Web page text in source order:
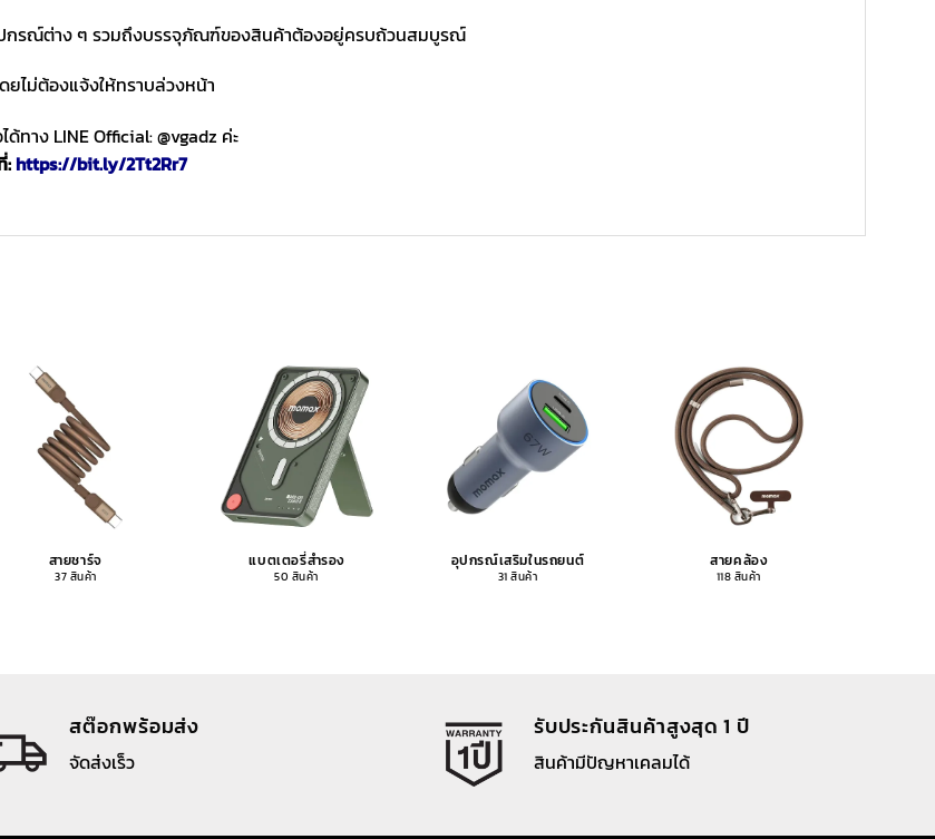
กรณ์ต่าง ๆ รวมถึงบรรจุภัณฑ์ของสินค้าต้องอยู่ครบถ้วนสมบูรณ์
ยไม่ต้องแจ้งให้ทราบล่วงหน้า
าง LINE Official: @vgadz ค่ะ
:https://bit.ly/2Tt2Rr7
สายชาร์จ
37 สินค้า
แบตเตอรี่สำรอง
50 สินค้า
อุปกรณ์เสริมในรถยนต์
31 สินค้า
สายคล้อง
118 สินค้า
สต๊อกพร้อมส่ง
จัดส่งเร็ว
รับประกันสินค้าสูงสุด 1 ปี
สินค้ามีปัญหาเคลมได้